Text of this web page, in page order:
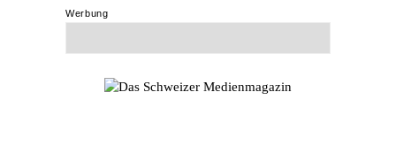
Werbung